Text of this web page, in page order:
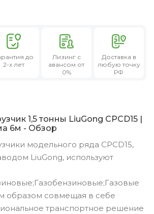
до
2-х лет
Лизингс
авансом от
0%
Доставка в
любую точку
РФ
1,5 тонны LiuGong CPCD15 |
6м - Обзор
модельного ряда CPCD15,
LiuGong, используют
образом совмещая в себе
транспортное решение